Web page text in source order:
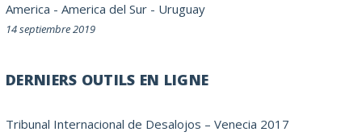
America - America del Sur - Uruguay
14 septiembre 2019
DERNIERS OUTILS EN LIGNE
Tribunal Internacional de Desalojos – Venecia 2017